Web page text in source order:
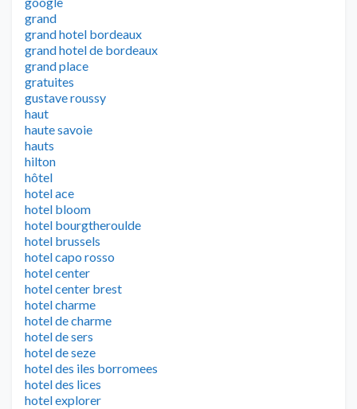
grand
grand hotel bordeaux
grand hotel de bordeaux
grand place
gratuites
gustave roussy
haut
haute savoie
hauts
hilton
hôtel
hotel ace
hotel bloom
hotel bourgtheroulde
hotel brussels
hotel capo rosso
hotel center
hotel center brest
hotel charme
hotel de charme
hotel de sers
hotel de seze
hotel des iles borromees
hotel des lices
hotel explorer